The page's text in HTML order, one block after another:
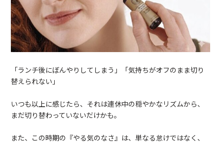
「ランチ後にぼんやりしてしまう」「気持ちがオフのまま切り
替えられない」
いつも以上に感じたら、それは連休中の穏やかなリズムから、
まだ切り替わっていないだけかも。
また、この時期の『やる気のなさ』は、単なる怠けではなく、